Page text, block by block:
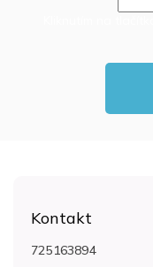
Kontakt
725163894